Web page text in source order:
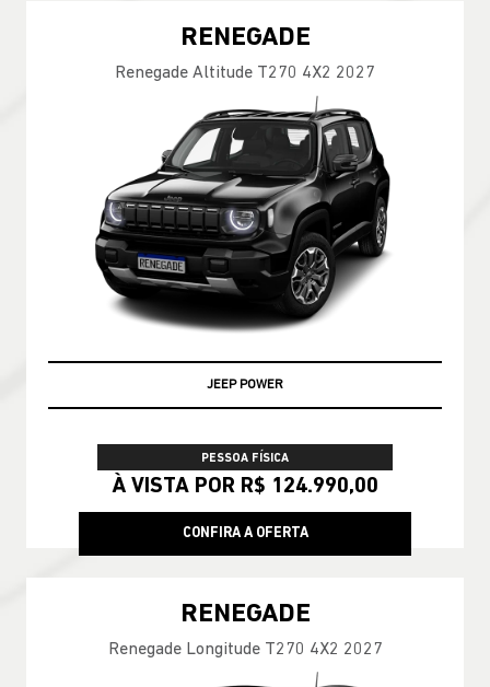
RENEGADE
Renegade Altitude T270 4X2 2027
JEEP POWER
PESSOA FÍSICA
À VISTA POR R$ 124.990,00
CONFIRA A OFERTA
RENEGADE
Renegade Longitude T270 4X2 2027